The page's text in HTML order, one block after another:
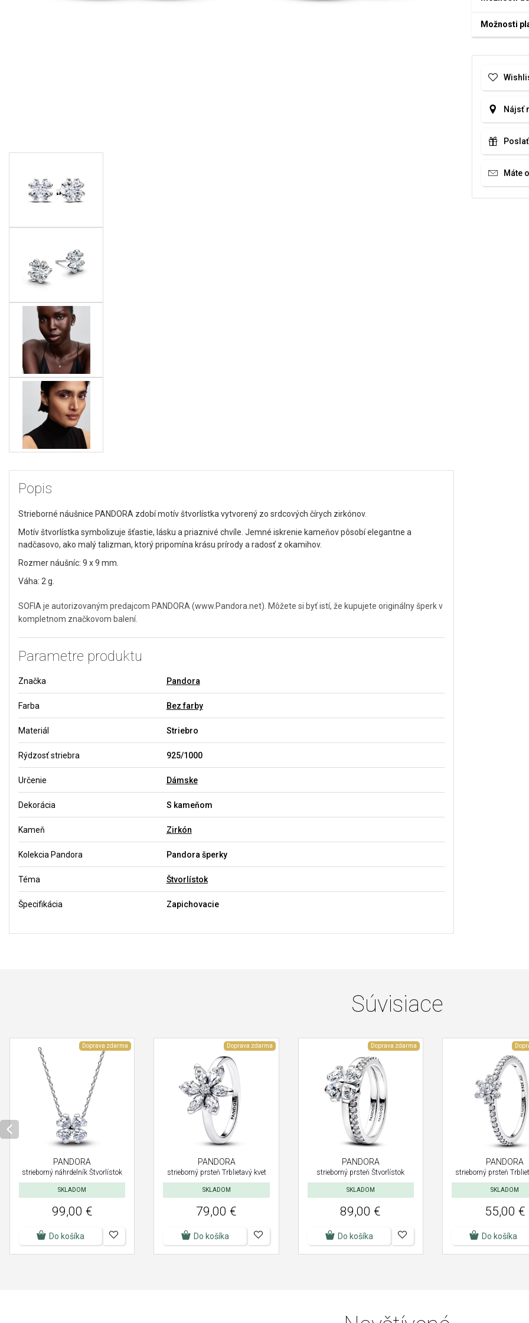
Popis
Strieborné náušnice PANDORA zdobí motív štvorlístka vytvorený zo srdcových čírych zirkónov.
Motív štvorlístka symbolizuje šťastie, lásku a priaznivé chvíle. Jemné iskrenie kameňov pôsobí elegantne a
nadčasovo, ako malý talizman, ktorý pripomína krásu prírody a radosť z okamihov.
Rozmer náušníc: 9 x 9 mm.
Váha: 2 g.
SOFIA je autorizovaným predajcom PANDORA (www.Pandora.net). Môžete si byť istí, že kupujete originálny šperk v
kompletnom značkovom balení.
Parametre produktu
Značka Pandora
Farba Bez farby
Materiál Striebro
Rýdzosť striebra 925/1000
Určenie Dámske
Dekorácia S kameňom
Kameň Zirkón
Kolekcia Pandora Pandora šperky
Téma Štvorlístok
Špecifikácia Zapichovacie
Možnosti
Nájsť
Máte
Súvisiace
Doprava zdarma
PANDORA
strieborný náhrdelník Štvorlístok
SKLADOM
99,00 €
Do košíka
Doprava zdarma
PANDORA
strieborný prsteň Trblietavý kvet
SKLADOM
79,00 €
Do košíka
Doprava zdarma
PANDORA
strieborný prsteň Štvorlístok
SKLADOM
89,00 €
Do košíka
PANDORA
strieborný prsteň
SKLADOM
55,00 €
Do košíka